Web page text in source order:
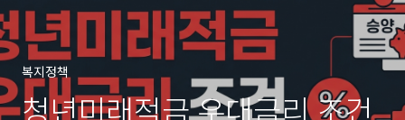
복지정책
청년미래적금 우대금리 조건